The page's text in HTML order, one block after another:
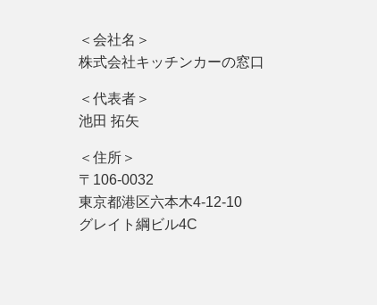
＜会社名＞
株式会社キッチンカーの窓口
＜代表者＞
池田 拓矢
＜住所＞
〒106-0032
東京都港区六本木4-12-10
グレイト綱ビル4C